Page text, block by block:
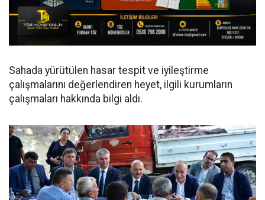
Sahada yürütülen hasar tespit ve iyileştirme
çalışmalarını değerlendiren heyet, ilgili kurumların
çalışmaları hakkında bilgi aldı.